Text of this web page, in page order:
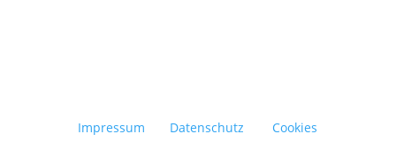
Impressum Datenschutz Cookies